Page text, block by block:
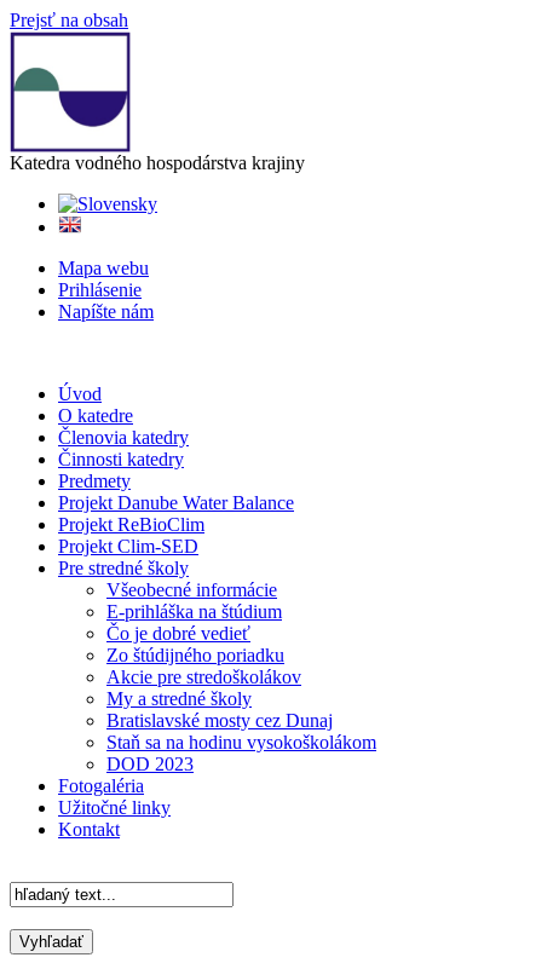
Prejsť na obsah
Katedra vodného hospodárstva krajiny
Mapa webu
Prihlásenie
Napíšte nám
Úvod
O katedre
Členovia katedry
Činnosti katedry
Predmety
Projekt Danube Water Balance
Projekt ReBioClim
Projekt Clim-SED
Pre stredné školy
Všeobecné informácie
E-prihláška na štúdium
Čo je dobré vedieť
Zo štúdijného poriadku
Akcie pre stredoškolákov
My a stredné školy
Bratislavské mosty cez Dunaj
Staň sa na hodinu vysokoškolákom
DOD 2023
Fotogaléria
Užitočné linky
Kontakt